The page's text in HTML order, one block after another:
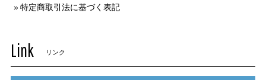
特定商取引法に基づく表記
Link リンク